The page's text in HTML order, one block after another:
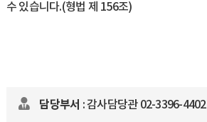
수 있습니다.(형법 제 156조)
담당부서 : 감사담당관 02-3396-4402